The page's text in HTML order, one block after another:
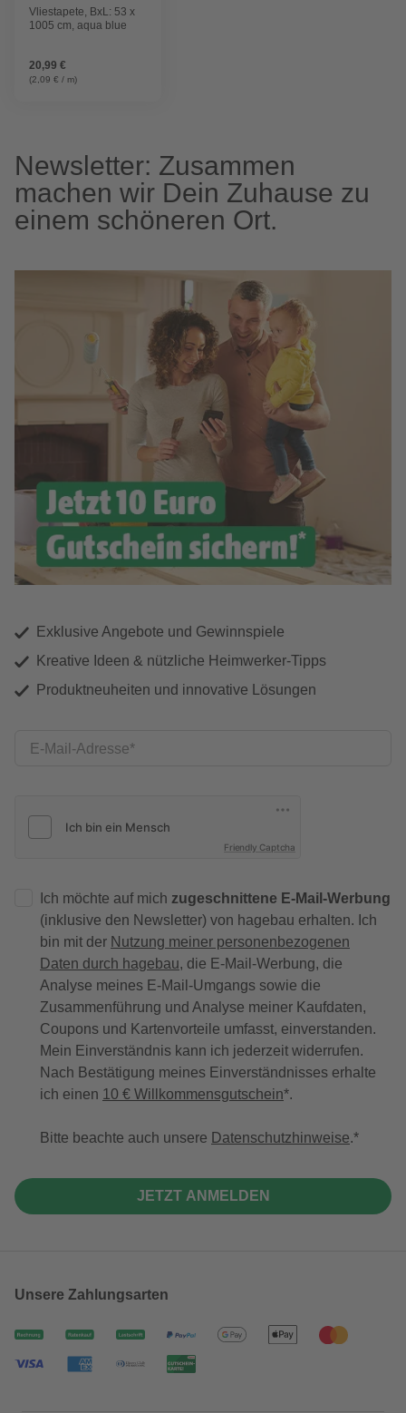
Vliestapete, BxL: 53 x
1005 cm, aqua blue
20,99 €
(2,09 € / m)
Newsletter: Zusammen
machen wir Dein Zuhause zu
einem schöneren Ort.
Exklusive Angebote und Gewinnspiele
Kreative Ideen & nützliche Heimwerker-Tipps
Produktneuheiten und innovative Lösungen
E-Mail-Adresse
Friendly Captcha
Ich möchte auf mich zugeschnittene E-Mail-Werbung
(inklusive den Newsletter) von hagebau erhalten. Ich
bin mit der Nutzung meiner personenbezogenen
Daten durch hagebau, die E-Mail-Werbung, die
Analyse meines E-Mail-Umgangs sowie die
Zusammenführung und Analyse meiner Kaufdaten,
Coupons und Kartenvorteile umfasst, einverstanden.
Mein Einverständnis kann ich jederzeit widerrufen.
Nach Bestätigung meines Einverständnisses erhalte
ich einen 10 € Willkommensgutschein*.
Bitte beachte auch unsere Datenschutzhinweise.
JETZT ANMELDEN
Unsere Zahlungsarten